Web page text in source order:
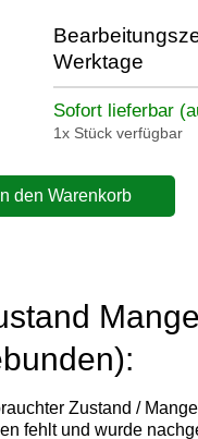
In den Warenkorb
Werktage
Sofort lieferbar
1x Stück verfügbar